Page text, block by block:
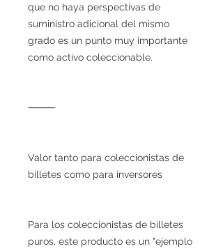
que no haya perspectivas de
suministro adicional del mismo
grado es un punto muy importante
como activo coleccionable.
⸻
Valor tanto para coleccionistas de
billetes como para inversores
Para los coleccionistas de billetes
puros, este producto es un "ejemplo